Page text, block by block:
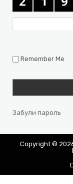
Remember Me
Забули пароль
Copyright ©